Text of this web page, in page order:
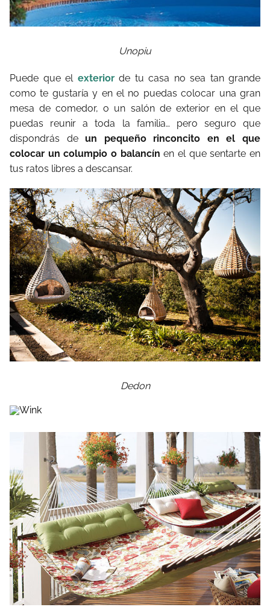
Unopiu
Puede que el exteriorde tu casa no sea tan grande
como te gustaría y en el no puedas colocar una gran
mesa de comedor, o un salón de exterior en el que
puedas reunir a toda la familia… pero seguro que
dispondrás deun pequeño rinconcito en el que
colocar un columpio o balancín en el que sentarte en
tus ratos libres a descansar.
Dedon